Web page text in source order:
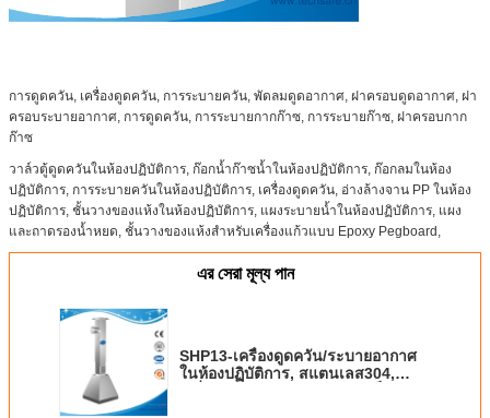
การดูดควัน, เครื่องดูดควัน, การระบายควัน, พัดลมดูดอากาศ, ฝาครอบดูดอากาศ, ฝา
ครอบระบายอากาศ, การดูดควัน, การระบายกากก๊าซ, การระบายก๊าซ, ฝาครอบกาก
ก๊าซ
วาล์วตู้ดูดควันในห้องปฏิบัติการ, ก๊อกน้ำก๊าซน้ำในห้องปฏิบัติการ, ก๊อกลมในห้อง
ปฏิบัติการ, การระบายควันในห้องปฏิบัติการ, เครื่องดูดควัน, อ่างล้างจาน PP ในห้อง
ปฏิบัติการ, ชั้นวางของแห้งในห้องปฏิบัติการ, แผงระบายน้ำในห้องปฏิบัติการ, แผง
และถาดรองน้ำหยด, ชั้นวางของแห้งสำหรับเครื่องแก้วแบบ Epoxy Pegboard,
এর সেরা মূল্য পান
SHP13-เครื่องดูดควัน/ระบายอากาศ
ในห้องปฏิบัติการ, สแตนเลส304,